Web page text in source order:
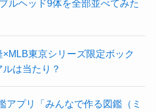
ルヘッド9体を全部並べてみた
×MLB東京シリーズ限定ボック
は当たり？
アプリ「みんなで作る図鑑（ミ